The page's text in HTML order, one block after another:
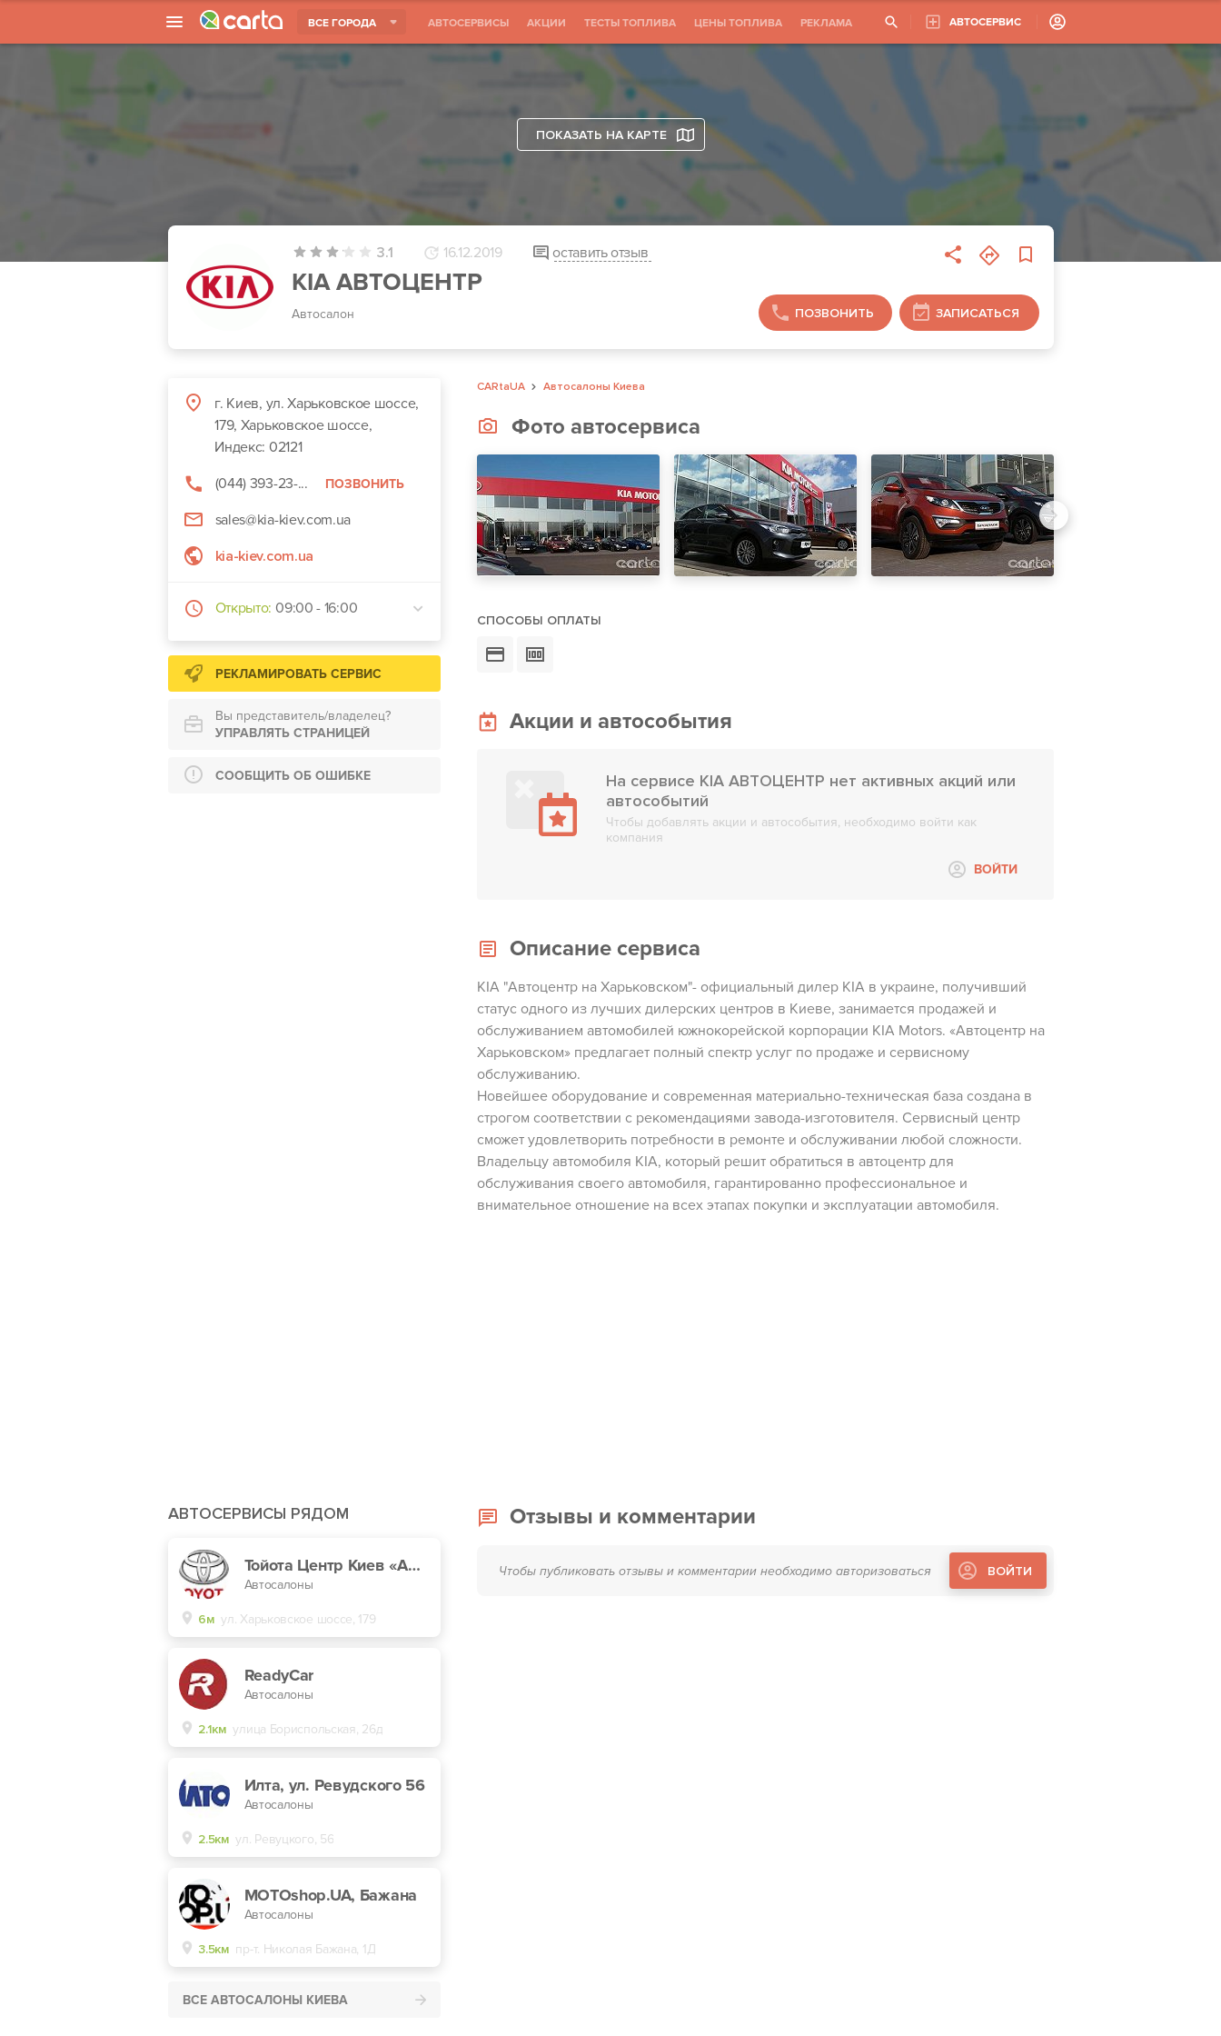
ВСЕ ГОРОДА АВТОСЕРВИСЫ АКЦИИ ТЕСТЫ ТОПЛИВА ЦЕНЫ ТОПЛИВА РЕКЛАМА АВТОСЕРВИС
ПОКАЗАТЬ НА КАРТЕ
3.1 16.12.2019 оставить отзыв
KIA АВТОЦЕНТР
Автосалон ПОЗВОНИТЬ ЗАПИСАТЬСЯ
г. Киев, ул. Харьковское шоссе,
179, Харьковское шоссе,
Индекс: 02121
(044) 393-23-...
ПОЗВОНИТЬ
sales@kia-kiev.com.ua
kia-kiev.com.ua
Открыто: 09:00 - 16:00
РЕКЛАМИРОВАТЬ СЕРВИС
Вы представитель/владелец?
УПРАВЛЯТЬ СТРАНИЦЕЙ
СООБЩИТЬ ОБ ОШИБКЕ
CARtaUA Автосалоны Киева
Фото автосервиса
СПОСОБЫ ОПЛАТЫ
Акции и автособытия
На сервисе KIA АВТОЦЕНТР нет активных акций или
автособытий
Чтобы добавлять акции и автособытия, необходимо войти как
компания
ВОЙТИ
Описание сервиса
KIA "Автоцентр на Харьковском"- официальный дилер КIA в украине, получивший
статус одного из лучших дилерских центров в Киеве, занимается продажей и
обслуживанием автомобилей южнокорейской корпорации KIA Motors. «Автоцентр на
Харьковском» предлагает полный спектр услуг по продаже и сервисному
обслуживанию.
Новейшее оборудование и современная материально-техническая база создана в
строгом соответствии с рекомендациями завода-изготовителя. Сервисный центр
сможет удовлетворить потребности в ремонте и обслуживании любой сложности.
Владельцу автомобиля KIA, который решит обратиться в автоцентр для
обслуживания своего автомобиля, гарантированно профессиональное и
внимательное отношение на всех этапах покупки и эксплуатации автомобиля.
АВТОСЕРВИСЫ РЯДОМ
Тойота Центр Киев «Автосамит»
Автосалоны
6м ул. Харьковское шоссе, 179
ReadyCar
Автосалоны
2.1км улица Бориспольская, 26д
Илта, ул. Ревудского 56
Автосалоны
2.5км ул. Ревуцкого, 56
MOTOshop.UA, Бажана
Автосалоны
3.5км пр-т. Николая Бажана, 1Д
ВСЕ АВТОСАЛОНЫ КИЕВА
Отзывы и комментарии
Чтобы публиковать отзывы и комментарии необходимо авторизоваться ВОЙТИ